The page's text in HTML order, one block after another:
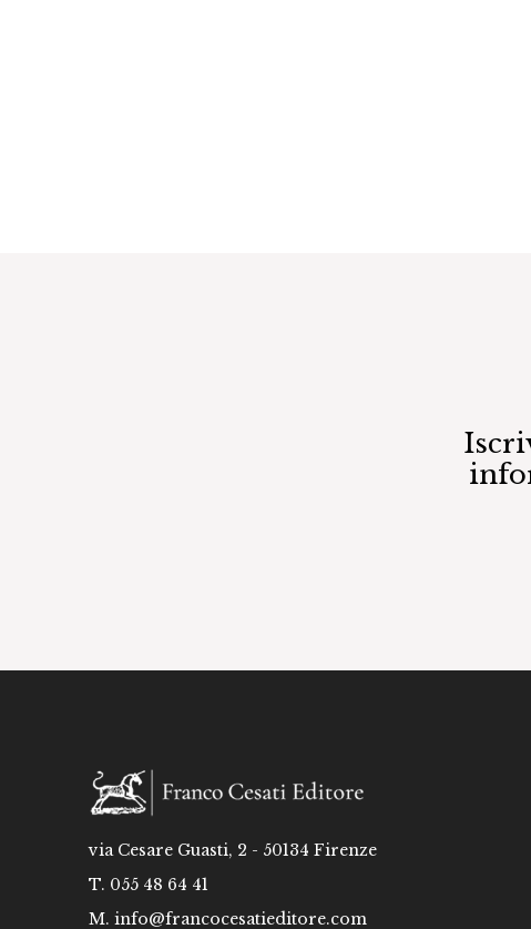
via Cesare Guasti, 2 - 50134 Firenze
T. 055 48 64 41
M. info@francocesatieditore.com